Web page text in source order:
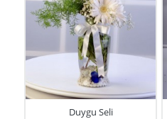
Duygu Seli